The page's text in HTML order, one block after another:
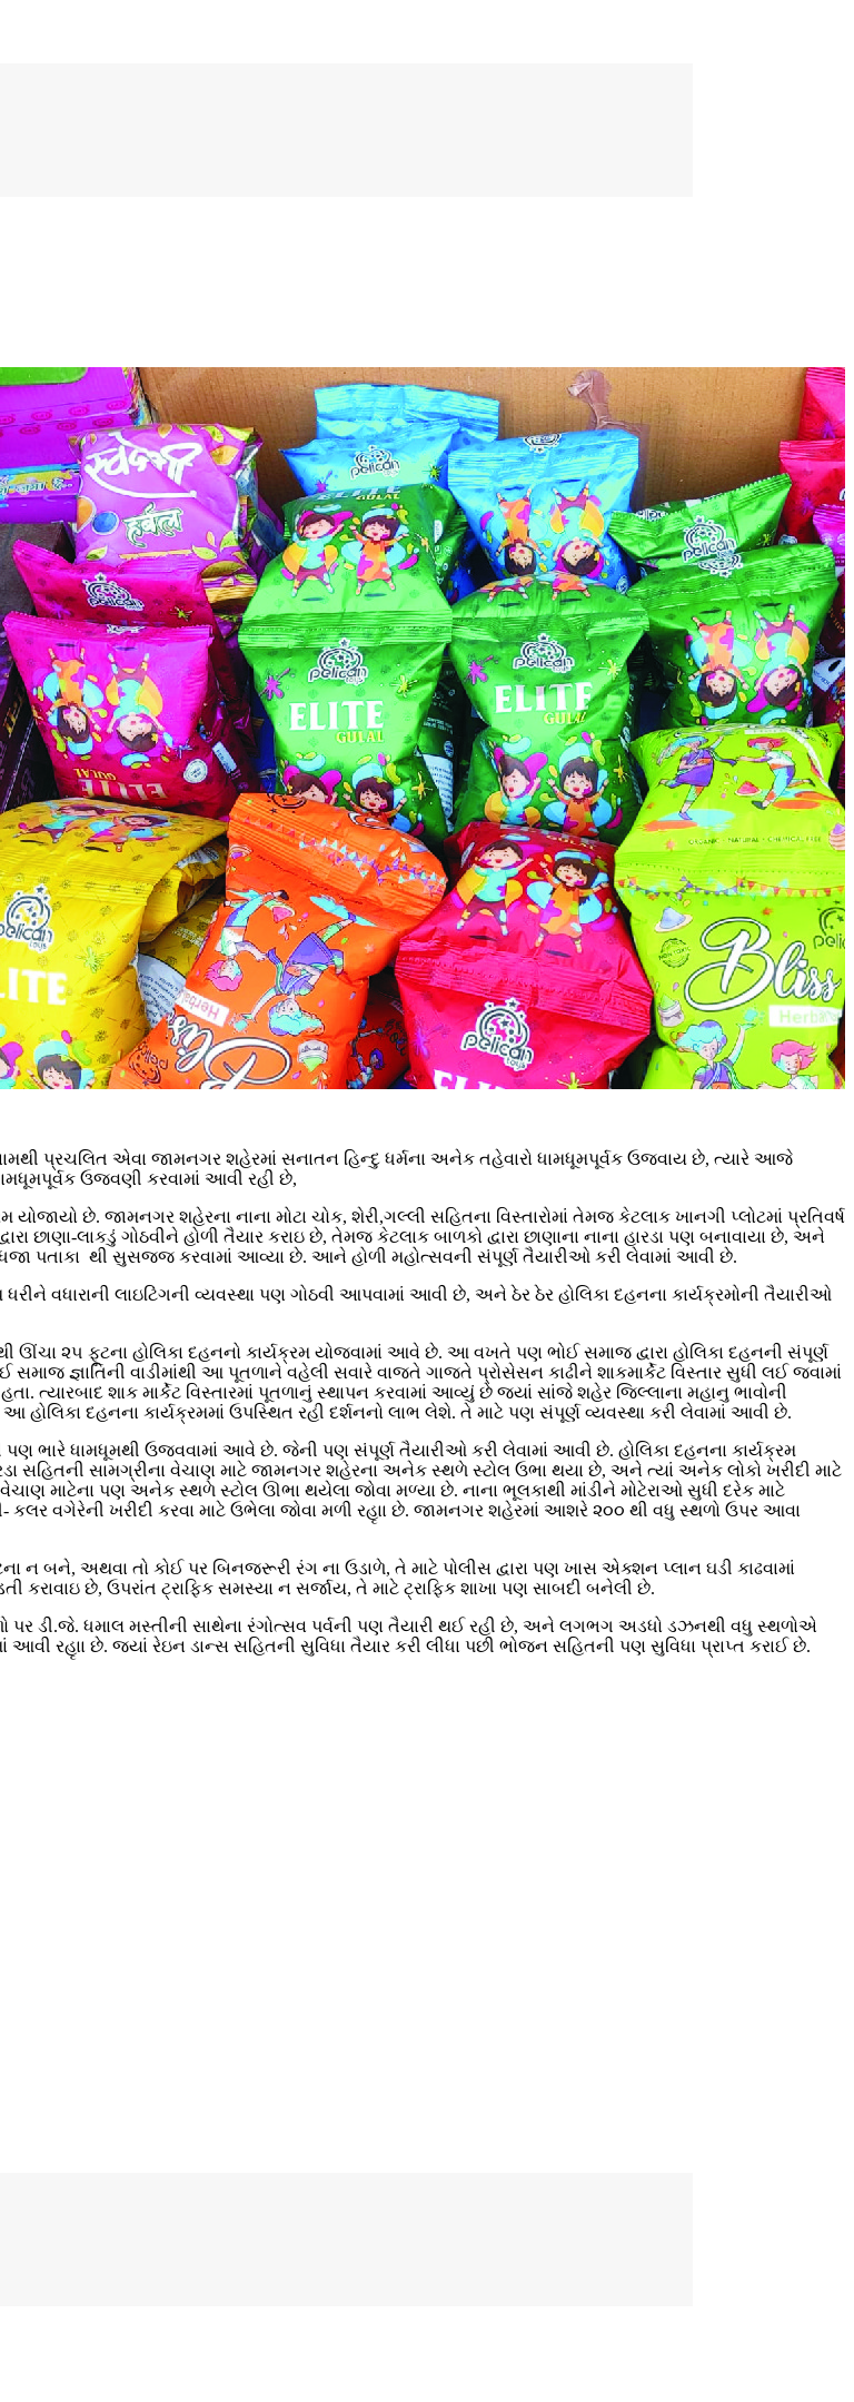
પ્રચલિત એવા જામનગર શહેરમાં સનાતન હિન્દુ ધર્મના અનેક તહેવારો ધામધૂમપૂર્વક ઉજવાય છે, ત્યારે આજે
ઉજવણી કરવામાં આવી રહી છે,
છે. જામનગર શહેરના નાના મોટા ચોક, શેરી,ગલ્લી સહિતના વિસ્તારોમાં તેમજ કેટલાક ખાનગી પ્લોટમાં પ્રતિવર્ષ
છાણા-લાકડું ગોઠવીને હોળી તૈયાર કરાઇ છે, તેમજ કેટલાક બાળકો દ્વારા છાણાના નાના હારડા પણ બનાવાયા છે, અને
પતાકા થી સુસજ્જ કરવામાં આવ્યા છે. આને હોળી મહોત્સવની સંપૂર્ણ તૈયારીઓ કરી લેવામાં આવી છે.
વધારાની લાઇટિંગની વ્યવસ્થા પણ ગોઠવી આપવામાં આવી છે, અને ઠેર ઠેર હોલિકા દહનના કાર્યક્રમોની તૈયારીઓ
ઊંચા ૨૫ ફૂટના હોલિકા દહનનો કાર્યક્રમ યોજવામાં આવે છે. આ વખતે પણ ભોઈ સમાજ દ્વારા હોલિકા દહનની સંપૂર્ણ
જ્ઞાતિની વાડીમાંથી આ પૂતળાને વહેલી સવારે વાજતે ગાજતે પ્રોસેસન કાઢીને શાકમાર્કેટ વિસ્તાર સુધી લઈ જવામાં
શાક માર્કેટ વિસ્તારમાં પૂતળાનું સ્થાપન કરવામાં આવ્યું છે જ્યાં સાંજે શહેર જિલ્લાના મહાનુ ભાવોની
દહનના કાર્યક્રમમાં ઉપસ્થિત રહી દર્શનનો લાભ લેશે. તે માટે પણ સંપૂર્ણ વ્યવસ્થા કરી લેવામાં આવી છે.
પણ ભારે ધામધૂમથી ઉજવવામાં આવે છે. જેની પણ સંપૂર્ણ તૈયારીઓ કરી લેવામાં આવી છે. હોલિકા દહનના કાર્યક્રમ
સહિતની સામગ્રીના વેચાણ માટે જામનગર શહેરના અનેક સ્થળે સ્ટોલ ઉભા થયા છે, અને ત્યાં અનેક લોકો ખરીદી માટે
માટેના પણ અનેક સ્થળે સ્ટોલ ઊભા થયેલા જોવા મળ્યા છે. નાના ભૂલકાથી માંડીને મોટેરાઓ સુધી દરેક માટે
વગેરેની ખરીદી કરવા માટે ઉભેલા જોવા મળી રહૃાા છે. જામનગર શહેરમાં આશરે ૨૦૦ થી વધુ સ્થળો ઉપર આવા
બને, અથવા તો કોઈ પર બિનજરૂરી રંગ ના ઉડાળે, તે માટે પોલીસ દ્વારા પણ ખાસ એક્શન પ્લાન ઘડી કાઢવામાં
કરાવાઇ છે, ઉપરાંત ટ્રાફિક સમસ્યા ન સર્જાય, તે માટે ટ્રાફિક શાખા પણ સાબદી બનેલી છે.
પર ડી.જે. ધમાલ મસ્તીની સાથેના રંગોત્સવ પર્વની પણ તૈયારી થઈ રહી છે, અને લગભગ અડધો ડઝનથી વધુ સ્થળોએ
રહૃાા છે. જ્યાં રેઇન ડાન્સ સહિતની સુવિધા તૈયાર કરી લીધા પછી ભોજન સહિતની પણ સુવિધા પ્રાપ્ત કરાઈ છે.